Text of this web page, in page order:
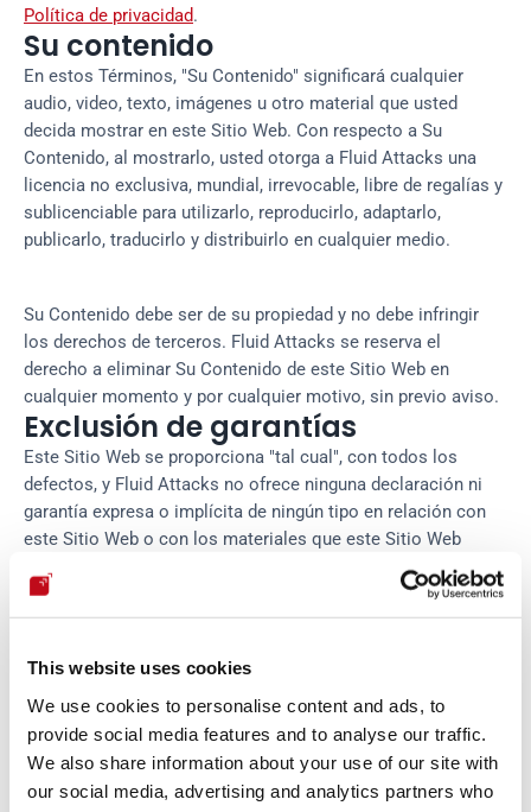
This website uses cookies
We use cookies to personalise content and ads, to
provide social media features and to analyse our traffic.
We also share information about your use of our site with
our social media, advertising and analytics partners who
Política de privacidad.
Su contenido
En estos Términos, "Su Contenido" significará cualquier
audio, video, texto, imágenes u otro material que usted
decida mostrar en este Sitio Web. Con respecto a Su
Contenido, al mostrarlo, usted otorga a Fluid Attacks una
licencia no exclusiva, mundial, irrevocable, libre de regalías y
sublicenciable para utilizarlo, reproducirlo, adaptarlo,
publicarlo, traducirlo y distribuirlo en cualquier medio.
Su Contenido debe ser de su propiedad y no debe infringir
los derechos de terceros. Fluid Attacks se reserva el
derecho a eliminar Su Contenido de este Sitio Web en
cualquier momento y por cualquier motivo, sin previo aviso.
Exclusión de garantías
Este Sitio Web se proporciona "tal cual", con todos los
defectos, y Fluid Attacks no ofrece ninguna declaración ni
garantía expresa o implícita de ningún tipo en relación con
este Sitio Web o con los materiales que este Sitio Web
contiene. Además, nada de lo contenido en este Sitio Web
se interpretará como una consultoría o asesoramiento para
usted.
Limitación de responsabilidad
En ningún caso Fluid Attacks, o cualquiera de sus directivos
y empleados, serán responsables ante usted por cualquier
cosa que resulte de o esté relacionada de alguna manera
con su uso de este Sitio Web, ya sea que dicha
responsabilidad sea contractual, por agravio o de otra